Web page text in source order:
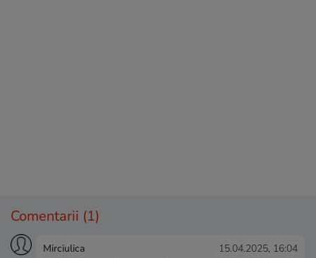
Comentarii (1)
Mirciulica 15.04.2025, 16:04